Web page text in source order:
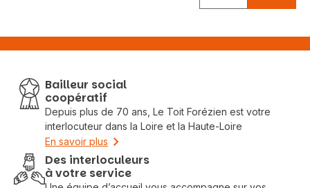
Bailleur social
coopératif
Depuis plus de 70 ans, Le Toit Forézien est votre
interlocuteur dans la Loire et la Haute-Loire
En savoir plus
Des interloculeurs
à votre service